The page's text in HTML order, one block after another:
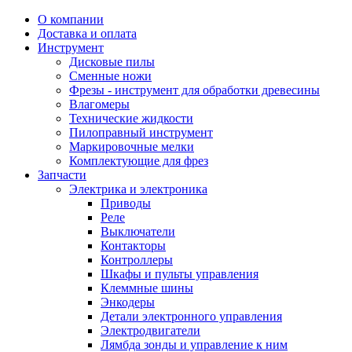
О компании
Доставка и оплата
Инструмент
Дисковые пилы
Сменные ножи
Фрезы - инструмент для обработки древесины
Влагомеры
Технические жидкости
Пилоправный инструмент
Маркировочные мелки
Комплектующие для фрез
Запчасти
Электрика и электроника
Приводы
Реле
Выключатели
Контакторы
Контроллеры
Шкафы и пульты управления
Клеммные шины
Энкодеры
Детали электронного управления
Электродвигатели
Лямбда зонды и управление к ним